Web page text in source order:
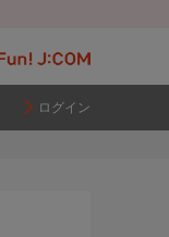
ログイン